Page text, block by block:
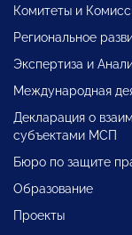
Комитеты и
Региональное
Экспертиза и
Международная
Декларация о
субъектами МСП
Бюро по защите
Образование
Проекты